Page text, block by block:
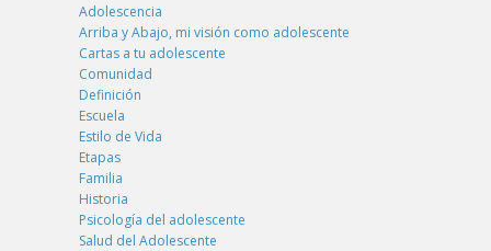
Adolescencia
Arriba y Abajo, mi visión como adolescente
Cartas a tu adolescente
Comunidad
Definición
Escuela
Estilo de Vida
Etapas
Familia
Historia
Psicología del adolescente
Salud del Adolescente